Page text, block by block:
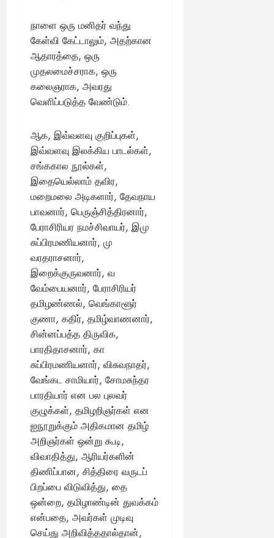
நாளை ஒரு மனிதர் வந்து
கேள்வி கேட்டாலும், அதற்கான
ஆதாரத்தை, ஒரு
முதலமைச்சராக, ஒரு
கலைஞராக, அவரது
வெளிப்படுத்த வேண்டும்.
ஆக, இவ்வளவு குறிப்புகள்,
இவ்வளவு இலக்கிய பாடல்கள்,
சங்ககால நூல்கள்,
இதையெல்லாம் தவிர,
மறைமலை அடிகளார், தேவநாய
பாவனார், பெருஞ்சித்திரனார்,
பேராசிரியர நமச்சிவாயர், இமு
சுப்பிரமணியனார், மு
வரதராசனார்,
இறைக்குருவனார், வ
வேம்பையனார், பேராசிரியர்
தமிழண்ணல், வெங்காளூர்
குணா, கதிர், தமிழ்வாணனார்,
சின்னப்பத்த திருவிக,
பாரதிதாசனார், கா
சுப்பிரமணியனார், விசுவநாதர்,
வேங்கட சாமியார், சோமசுந்தர
பாரதியார் என பல புலவர்
குழுக்கள், தமிழறிஞர்கள் என
ஐநூறுக்கும் அதிகமான தமிழ்
அறிஞர்கள் ஒன்று கூடி,
விவாதித்து, ஆரியர்களின்
திணிப்பான, சித்திரை வருடப்
பிறப்பை விடுவித்து, தை
ஒன்றை, தமிழாண்டின் துவக்கம்
என்பதை, அவர்கள் முடிவு
செய்து அறிவித்ததால்தான்,